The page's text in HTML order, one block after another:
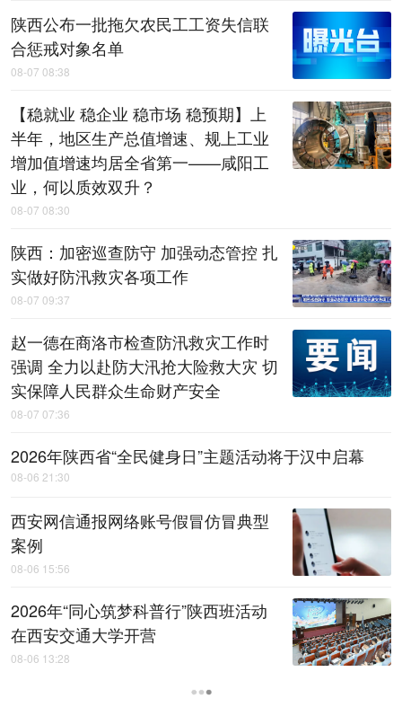
陕西公布一批拖欠农民工工资失信联
合惩戒对象名单
08-07 08:38
【稳就业 稳企业 稳市场 稳预期】上
半年，地区生产总值增速、规上工业
增加值增速均居全省第一——咸阳工
业，何以质效双升？
08-07 08:30
陕西：加密巡查防守 加强动态管控 扎
实做好防汛救灾各项工作
08-07 09:37
赵一德在商洛市检查防汛救灾工作时
强调 全力以赴防大汛抢大险救大灾 切
实保障人民群众生命财产安全
08-07 07:36
2026年陕西省“全民健身日”主题活动将于汉中启幕
08-06 21:30
西安网信通报网络账号假冒仿冒典型
案例
08-06 15:56
2026年“同心筑梦科普行”陕西班活动
在西安交通大学开营
08-06 13:28
陕西：坚持人民至上 生命至上 全力以赴确保全省安全